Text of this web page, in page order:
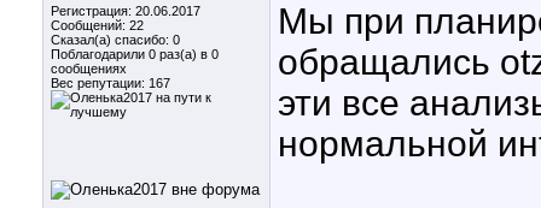
Регистрация: 20.06.2017
Сообщений: 22
Сказал(а) спасибо: 0
Поблагодарили 0 раз(а) в 0
сообщениях
Вес репутации: 167
Мы при
обращались
эти все
нормальной